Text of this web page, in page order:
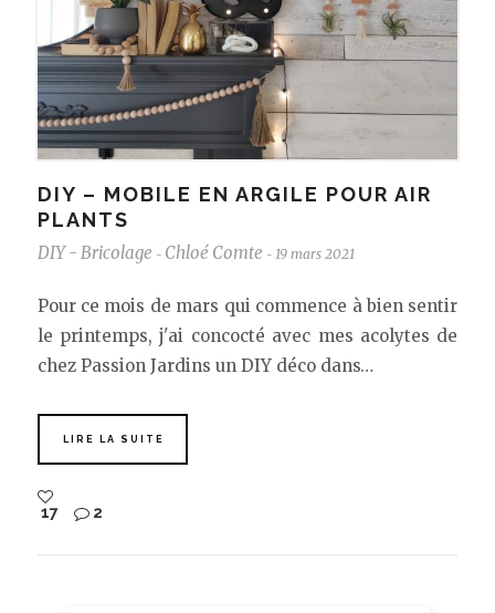
DIY – MOBILE EN ARGILE POUR AIR
PLANTS
DIY - Bricolage - Chloé Comte - 19 mars 2021
Pour ce mois de mars qui commence à bien sentir
le printemps, j'ai concocté avec mes acolytes de
chez Passion Jardins un DIY déco dans…
LIRE LA SUITE
17 2